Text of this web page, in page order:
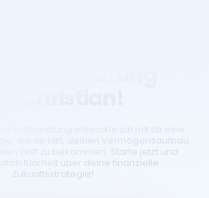
die dir hilft, deinen Vermögensaufbau
Griff zu bekommen. Starte jetzt und
Klarheit über deine finanzielle
Zukunftsstrategie!